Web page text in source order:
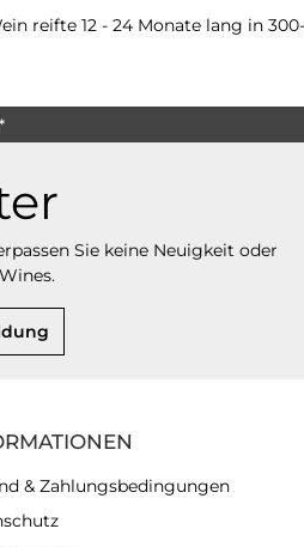
reifte 12 - 24 Monate lang in
Sie keine Neuigkeit oder
& Zahlungsbedingungen